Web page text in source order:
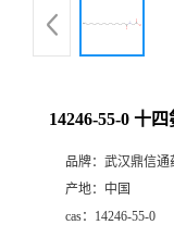
14246-55-0 十
品牌： 武汉鼎信通
产地： 中国
cas： 14246-55-0